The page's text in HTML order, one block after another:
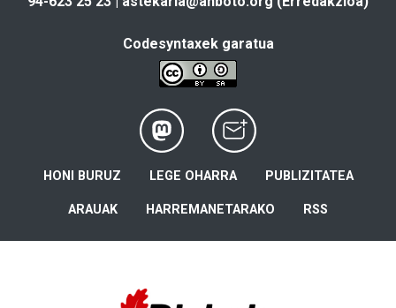
Codesyntaxek garatua
HONI BURUZ LEGE OHARRA PUBLIZITATEA
ARAUAK HARREMANETARAKO RSS